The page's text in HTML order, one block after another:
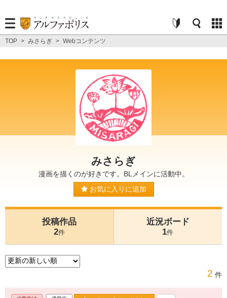
TOP > みさらぎ > Webコンテンツ
みさらぎ
漫画を描くのが好きです。BLメインに活動中。
お気に入りに追加
投稿作品
2件
近況ボード
1件
2 件